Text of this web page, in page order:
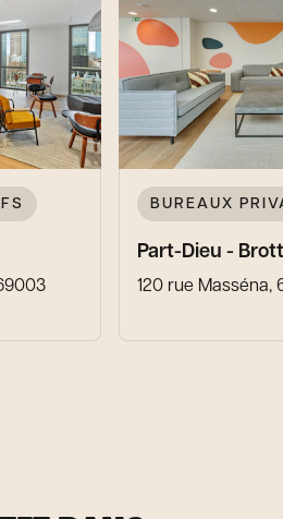
BUREAUX
Part-Dieu -
120 rue Masséna,